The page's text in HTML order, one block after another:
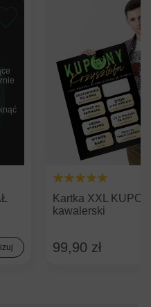
Kartka XXL
kawalerski
99,90 zł